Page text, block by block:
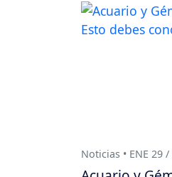
Noticias • ENE 29